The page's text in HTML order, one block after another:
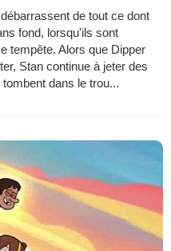
de tout ce dont
fond, lorsqu'ils sont
tempête. Alors que Dipper
Stan continue à jeter des
dans le trou...